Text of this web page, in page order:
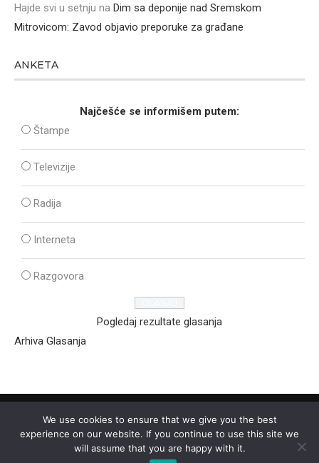
Hajde svi u setnju na Dim sa deponije nad Sremskom
Mitrovicom: Zavod objavio preporuke za građane
ANKETA
Najčešće se informišem putem:
Štampe
Televizije
Radija
Interneta
Razgovora
Pogledaj rezultate glasanja
Arhiva Glasanja
We use cookies to ensure that we give you the best
experience on our website. If you continue to use this site we
will assume that you are happy with it.